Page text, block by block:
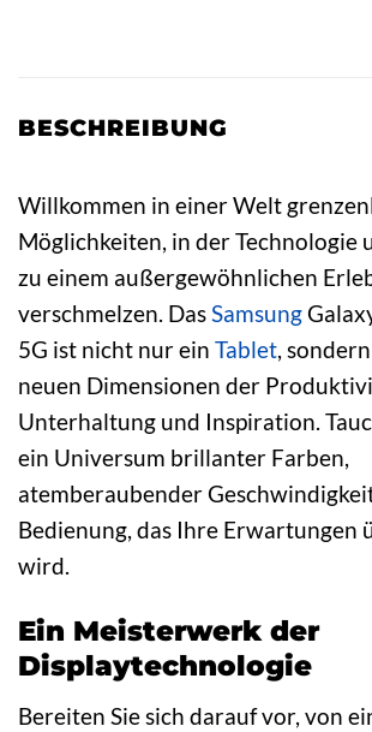
BESCHREIBUNG
Willkommen in einer Welt
Möglichkeiten, in der Technologie
zu einem außergewöhnlichen
verschmelzen. DasSamsung
5G ist nicht nur ein Tablet,
neuen Dimensionen der
Unterhaltung und Inspiration.
ein Universum brillanter Farben,
atemberaubender
Bedienung, das Ihre Erwartungen
wird.
Ein Meisterwerk der
Displaytechnologie
Bereiten Sie sich darauf vor, von